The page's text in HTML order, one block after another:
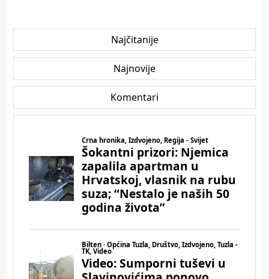
Najčitanije
Najnovije
Komentari